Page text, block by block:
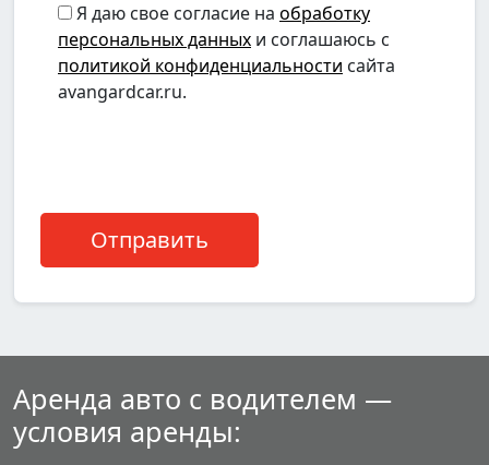
Я даю свое согласие на обработку
персональных данных и соглашаюсь с
политикой конфиденциальности сайта
avangardcar.ru.
Аренда авто с водителем —
условия аренды: